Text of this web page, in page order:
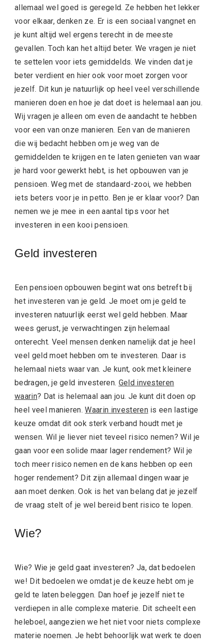
allemaal wel goed is geregeld. Ze hebben het lekker
voor elkaar, denken ze. Er is een sociaal vangnet en
je kunt altijd wel ergens terecht in de meeste
gevallen. Toch kan het altijd beter. We vragen je niet
te settelen voor iets gemiddelds. We vinden dat je
beter verdient en hier ook voor moet zorgen voor
jezelf. Dit kun je natuurlijk op heel veel verschillende
manieren doen en hoe je dat doet is helemaal aan jou.
Wij vragen je alleen om even de aandacht te hebben
voor een van onze manieren. Een van de manieren
die wij bedacht hebben om je weg van de
gemiddelden te krijgen en te laten genieten van waar
je hard voor gewerkt hebt, is het opbouwen van je
pensioen. Weg met de standaard-zooi, we hebben
iets beters voor je in petto. Ben je er klaar voor? Dan
nemen we je mee in een aantal tips voor het
investeren in een kooi pensioen.
Geld investeren
Een pensioen opbouwen begint wat ons betreft bij
het investeren van je geld. Je moet om je geld te
investeren natuurlijk eerst wel geld hebben. Maar
wees gerust, je verwachtingen zijn helemaal
onterecht. Veel mensen denken namelijk dat je heel
veel geld moet hebben om te investeren. Daar is
helemaal niets waar van. Je kunt, ook met kleinere
bedragen, je geld investeren. Geld investeren
waarin? Dat is helemaal aan jou. Je kunt dit doen op
heel veel manieren.Waarin investerenis een lastige
keuze omdat dit ook sterk verband houdt met je
wensen. Wil je liever niet teveel risico nemen? Wil je
gaan voor een solide maar lager rendement? Wil je
toch meer risico nemen en de kans hebben op een
hoger rendement? Dit zijn allemaal dingen waar je
aan moet denken. Ook is het van belang dat je jezelf
de vraag stelt of je wel bereid bent risico te lopen.
Wie?
Wie? Wie je geld gaat investeren? Ja, dat bedoelen
we! Dit bedoelen we omdat je de keuze hebt om je
geld te laten beleggen. Dan hoef je jezelf niet te
verdiepen in alle complexe materie. Dit scheelt een
heleboel, aangezien we het niet voor niets complexe
materie noemen. Je hebt behoorlijk wat werk te doen